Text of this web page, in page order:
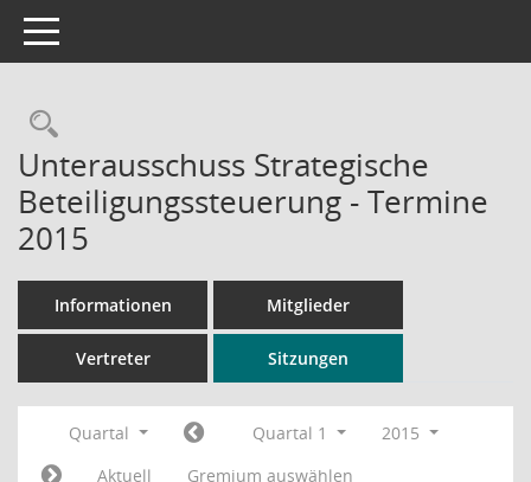
Toggle navigation
Rechercheauswahl
Unterausschuss Strategische
Beteiligungssteuerung - Termine
2015
Informationen Mitglieder
Vertreter Sitzungen
Quartal Quartal 1
2015
Aktuell
Gremium auswählen